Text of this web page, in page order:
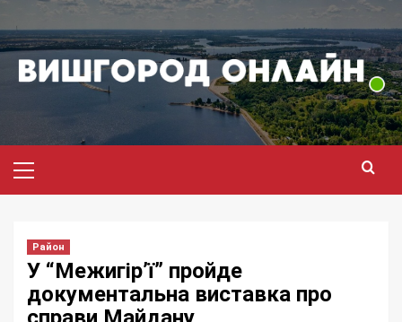
до
вмісту
меню
Район
У “Межигір’ї” пройде
документальна виставка про